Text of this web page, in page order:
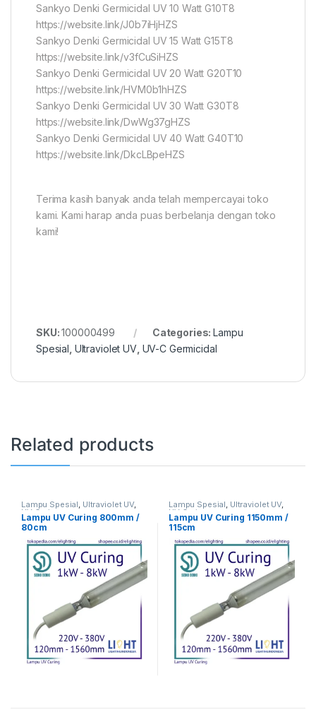
Sankyo Denki Germicidal UV 10 Watt G10T8
https://website.link/J0b7iHjHZS
Sankyo Denki Germicidal UV 15 Watt G15T8
https://website.link/v3fCuSiHZS
Sankyo Denki Germicidal UV 20 Watt G20T10
https://website.link/HVM0b1hHZS
Sankyo Denki Germicidal UV 30 Watt G30T8
https://website.link/DwWg37gHZS
Sankyo Denki Germicidal UV 40 Watt G40T10
https://website.link/DkcLBpeHZS
Terima kasih banyak anda telah mempercayai toko
kami. Kami harap anda puas berbelanja dengan toko
kami!
SKU:100000499 Categories:Lampu
Spesial Ultraviolet UV, UV-C Germicidal
Related products
Lampu Spesial, Ultraviolet UV,
UV Curing
Lampu UV Curing 800mm /
80cm
Lampu Spesial, Ultraviolet UV,
UV Curing
Lampu UV Curing 1150mm /
115cm